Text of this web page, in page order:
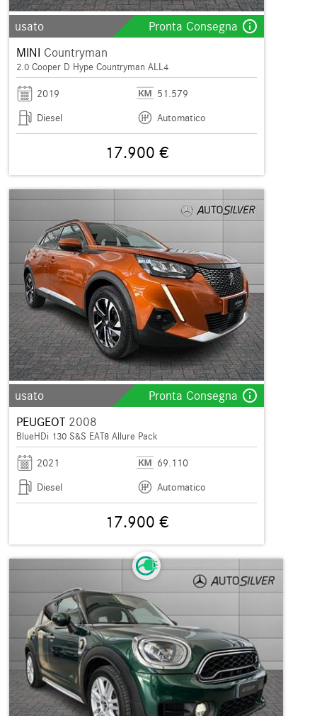
usato Pronta Consegna info_outline
MINI Countryman
2.0 Cooper D Hype Countryman ALL4
2019
51.579
Diesel
Automatico
17.900 €
usato Pronta Consegna info_outline
PEUGEOT 2008
BlueHDi 130 S&S EAT8 Allure Pack
2021
69.110
Diesel
Automatico
17.900 €